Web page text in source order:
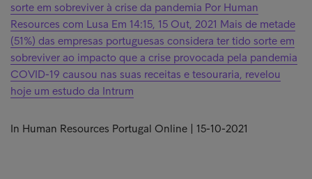
sorte em sobreviver à crise da pandemia Por Human
Resources com Lusa Em 14:15, 15 Out, 2021 Mais de metade
(51%) das empresas portuguesas considera ter tido sorte em
sobreviver ao impacto que a crise provocada pela pandemia
COVID-19 causou nas suas receitas e tesouraria, revelou
hoje um estudo da Intrum
In Human Resources Portugal Online | 15-10-2021